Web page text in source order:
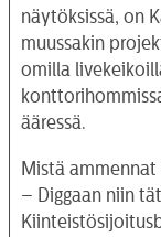
näytöksissä, on
muussakin
omilla
ääressä.
Mistä ammennat
– Diggaan niin